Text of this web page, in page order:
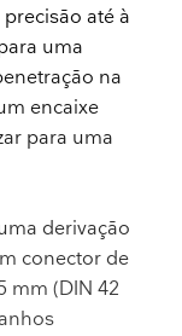
até à
uma
na
encaixe
para uma
derivação
conector de
mm (DIN 42